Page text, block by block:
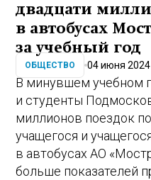
двадцати
в автобусах
за учебный год
ОБЩЕСТВО 04 июня 2024
В минувшем учебном
и студенты
миллионов поездок
учащегося и
в автобусах АО
больше показателей